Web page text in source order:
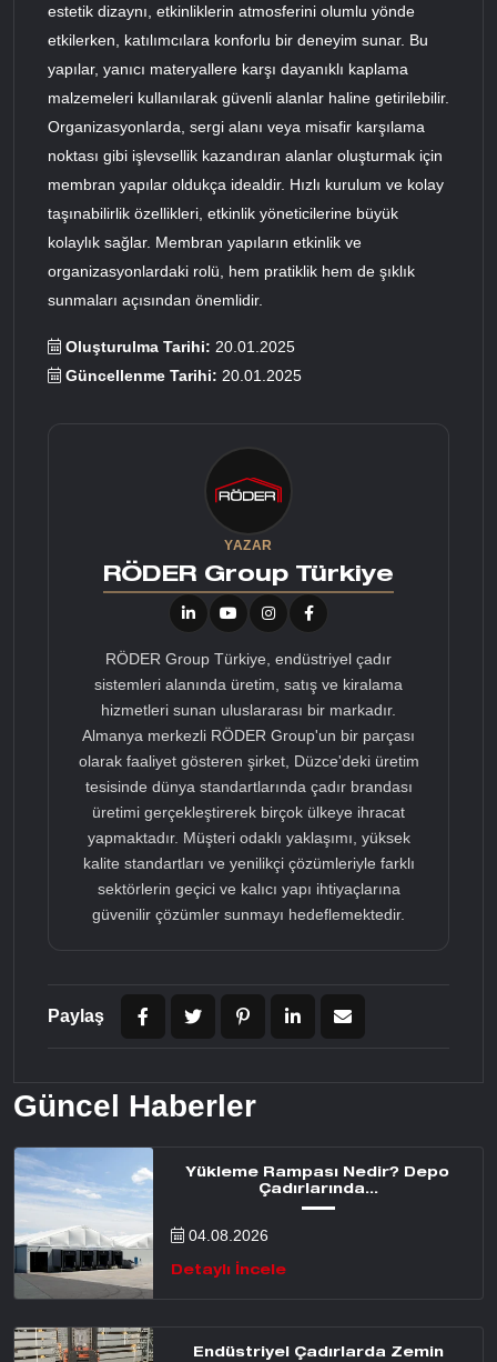
estetik dizaynı, etkinliklerin atmosferini olumlu yönde
etkilerken, katılımcılara konforlu bir deneyim sunar. Bu
yapılar, yanıcı materyallere karşı dayanıklı kaplama
malzemeleri kullanılarak güvenli alanlar haline getirilebilir.
Organizasyonlarda, sergi alanı veya misafir karşılama
noktası gibi işlevsellik kazandıran alanlar oluşturmak için
membran yapılar oldukça idealdir. Hızlı kurulum ve kolay
taşınabilirlik özellikleri, etkinlik yöneticilerine büyük
kolaylık sağlar. Membran yapıların etkinlik ve
organizasyonlardaki rolü, hem pratiklik hem de şıklık
sunmaları açısından önemlidir.
Oluşturulma Tarihi: 20.01.2025
Güncellenme Tarihi: 20.01.2025
YAZAR
RÖDER Group Türkiye
RÖDER Group Türkiye, endüstriyel çadır
sistemleri alanında üretim, satış ve kiralama
hizmetleri sunan uluslararası bir markadır.
Almanya merkezli RÖDER Group'un bir parçası
olarak faaliyet gösteren şirket, Düzce'deki üretim
tesisinde dünya standartlarında çadır brandası
üretimi gerçekleştirerek birçok ülkeye ihracat
yapmaktadır. Müşteri odaklı yaklaşımı, yüksek
kalite standartları ve yenilikçi çözümleriyle farklı
sektörlerin geçici ve kalıcı yapı ihtiyaçlarına
güvenilir çözümler sunmayı hedeflemektedir.
Paylaş
Güncel Haberler
Yükleme Rampası Nedir? Depo
Çadırlarında...
04.08.2026
Detaylı İncele
Endüstriyel Çadırlarda Zemin